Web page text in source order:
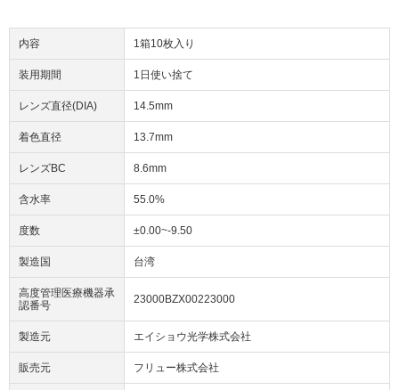
内容 1箱10枚入り
装用期間 1日使い捨て
レンズ直径(DIA) 14.5mm
着色直径 13.7mm
レンズBC 8.6mm
含水率 55.0%
度数 ±0.00~-9.50
製造国 台湾
高度管理医療機器承
認番号
23000BZX00223000
製造元 エイショウ光学株式会社
販売元 フリュー株式会社